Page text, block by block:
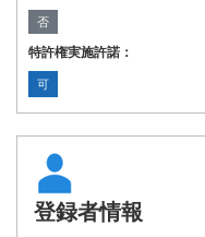
否
特許権実施許諾：
可
登録者情報